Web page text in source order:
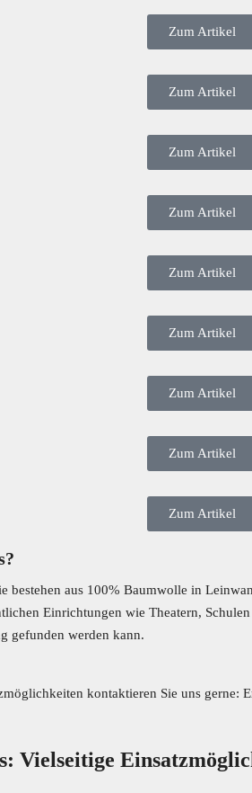
Zum Artikel
Zum Artikel
Zum Artikel
Zum Artikel
Zum Artikel
Zum Artikel
Zum Artikel
Zum Artikel
Zum Artikel
bestehen aus 100% Baumwolle in
Einrichtungen wie Theatern,
gefunden werden kann.
kontaktieren Sie uns gerne:
Vielseitige